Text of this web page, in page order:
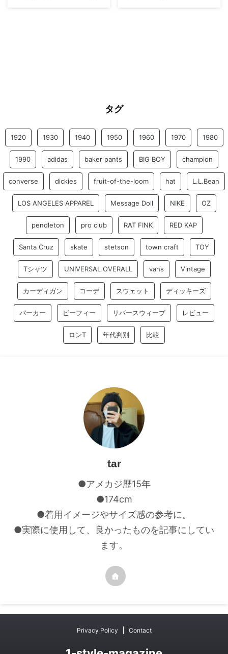
ィの高さが評価され、今も ...
パレル（ロスアパ）まとめ ロサ
カンアパレル（アメアパ） 今回
は、ロサンゼルスアパレル（ロス
アパ）の評判 ...
タグ
1920 1930 1940 1950 1960 1970 1980
1990 adidas baker pants BIG BOY champion
converse dickies fruit-of-the-loom hat L.L.Bean
LOS ANGELES APPAREL Message Doll NIKE OZ
pendleton pro club RAT FINK RED KAP
Santa Cruz skate stetson town craft TOY
Tシャツ UNIVERSAL OVERALL vans Vintage
カーディガン コーデ スウェット ディッキーズ
パーカー ビーフィー リバースウィーブ レビュー
ロンT 年代判別 比較
tar
●アメカジ歴15年
●174cm
●着用イメージやサイズ感の参考に。
●実際に使用して、良かったものを記事にしてい
ます。
Privacy Policy Contact